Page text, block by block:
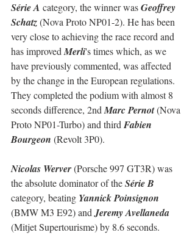
Série A category, the winner was Geoffrey
Schatz (Nova Proto NP01-2). He has been
very close to achieving the race record and
has improved Merli's times which, as we
have previously commented, was affected
by the change in the European regulations.
They completed the podium with almost 8
seconds difference, 2nd Marc Pernot (Nova
Proto NP01-Turbo) and third Fabien
Bourgeon (Revolt 3P0).
Nicolas Werver (Porsche 997 GT3R) was
the absolute dominator of the Série B
category, beating Yannick Poinsignon
(BMW M3 E92) and Jeremy Avellaneda
(Mitjet Supertourisme) by 8.6 seconds.